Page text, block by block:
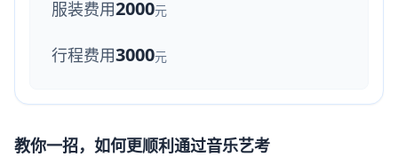
服装费用2000元
行程费用3000元
教你一招，如何更顺利通过音乐艺考